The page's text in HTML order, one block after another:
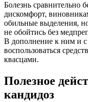
Болезнь сравнительно
дискомфорт,
обильные выделения,
не обойтись без
В дополнение к ним и
воспользоваться
квасцами.
Полезное
кандидоз